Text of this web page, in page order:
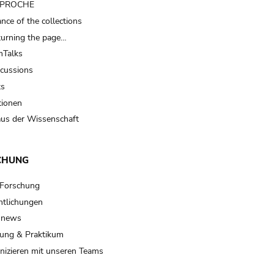
of the collections
the page…
der Wissenschaft
& Praktikum
mit unseren Teams